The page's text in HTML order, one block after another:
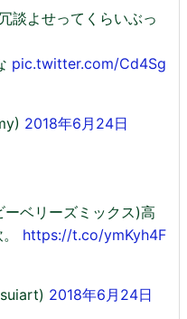
談よせってくらいぶっ
pic.twitter.com/Cd4Sg
2018年6月24日
ベリーズミックス)高
https://t.co/ymKyh4F
2018年6月24日